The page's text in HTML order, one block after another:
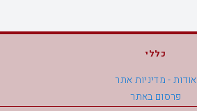
כללי
אודות - מדיניות אתר
פרסום באתר